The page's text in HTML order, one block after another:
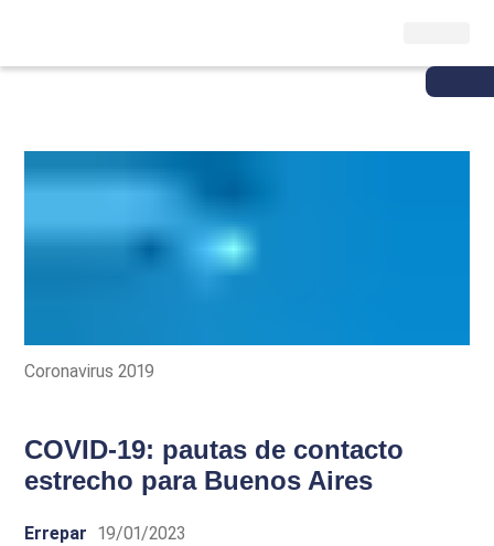
Coronavirus 2019
COVID-19: pautas de contacto
estrecho para Buenos Aires
Errepar 19/01/2023